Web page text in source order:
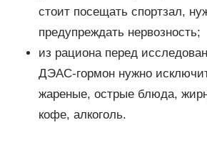
стоит посещать спортзал,
предупреждать нервозность;
из рациона перед
ДЭАС-гормон нужно
жареные, острые блюда,
кофе, алкоголь.